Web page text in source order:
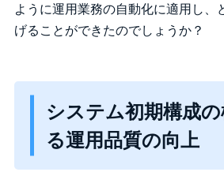
ように運用業務の自動化に適用し、
げることができたのでしょうか？
システム初期構成
る運用品質の向上